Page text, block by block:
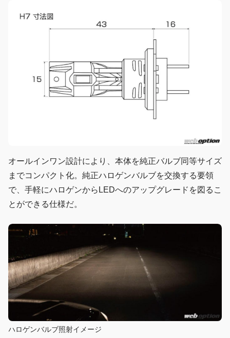
オールインワン設計により、本体を純正バルブ同等サイズ
までコンパクト化。純正ハロゲンバルブを交換する要領
で、手軽にハロゲンからLEDへのアップグレードを図るこ
とができる仕様だ。
ハロゲンバルブ照射イメージ